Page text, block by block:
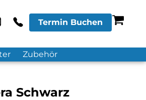
Termin Buchen
Zubehör
Schwarz